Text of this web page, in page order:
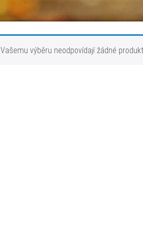
Vašemu výběru neodpovídají žádné